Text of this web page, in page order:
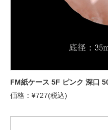
FM紙ケース 5F ピンク 深口
価格：¥727(税込)